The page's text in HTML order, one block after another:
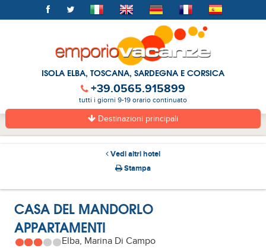
ISOLA ELBA, TOSCANA, SARDEGNA E CORSICA
+39.0565.915899
tutti i giorni 9-19 orario continuato
Destinazioni principali
Vedi altri hotel
Stampa
CASA DEL MANDORLO
APPARTAMENTI
Elba, Marina Di Campo